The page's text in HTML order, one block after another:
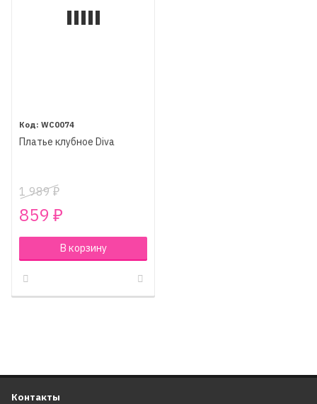
WC0074
Платье клубное Diva
1 989₽
859 ₽
В корзину
Контакты